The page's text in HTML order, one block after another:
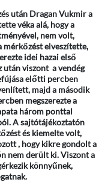
után Dragan Vukmir a
véka alá, hogy a
nem volt,
mérkőzést elveszítette,
idei hazai első
után viszont a vendég
előtti percben
majd a második
megszerezte a
három ponttal
A sajtótájékoztatón
és kiemelte volt,
, hogy kikre gondolt a
nem derült ki. Viszont a
könnyűnek,